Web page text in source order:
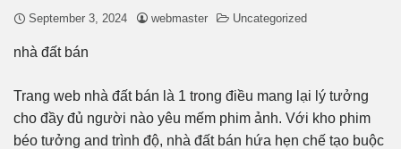
September 3, 2024 webmaster Uncategorized
nhà đất bán
Trang web nhà đất bán là 1 trong điều mang lại lý tưởng
cho đầy đủ người nào yêu mếm phim ảnh. Với kho phim
béo tưởng and trình độ, nhà đất bán hứa hẹn chế tạo buộc